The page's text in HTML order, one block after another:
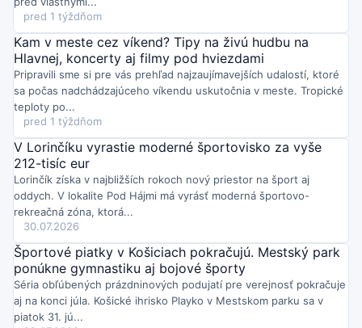
Piatok o 11:17
Nižný a Vyšný Čaj v okrese Košice-okolie vyhlásili pre sucho a
nedostatok pitnej vody mimoriadnu situáciu.Keďže obce
nemajú verejný vodovod, VVS s okresným úradom zabezpečili tri
nádoby s pitnou vodou, ktoré budú pravidelne dopĺňať.
Piatok o 11:03
Pacienti Univerzitnej nemocnice L. Pasteura v Košiciach
verejne poďakovali tímom II. internej a Neurochirurgickej
kliniky za profesionálnu aj ľudskú starostlivosť počas
hospitalizácie.Ocenili odbornosť, empatiu a prístup vedúcich
lekárov i zdravotníckeho personálu.
Piatok o 11:01
Na košickej Terase otvorili nové detské ihrisko financované
mestskou časťou Košice-Západ.
Slávnostného otvorenia sa
zúčastnili zástupca starostu Peter Huba aj predseda KSK
Rastislav Trnka.
Piatok o 10:32
Košice otvárajú debatu o budúcom usporiadaní mesta: na
verejnej diskusii predstavili tri modely riadenia.
V hre je
zachovanie mestských častí, ich zlúčenie do štyroch väčších
celkov alebo jednotné riadenie bez mestských častí.
Piatok o 10:27
pred 1 týždňom
Kam v meste cez víkend? Tipy na živú hudbu na
Hlavnej, koncerty aj filmy pod hviezdami
Pripravili sme si pre vás prehľad najzaujímavejších udalostí, ktoré
sa počas nadchádzajúceho víkendu uskutočnia v meste. Tropické
teploty po...
pred 1 týždňom
V Lorinčíku vyrastie moderné športovisko za vyše
212-tisíc eur
Lorinčík získa v najbližších rokoch nový priestor na šport aj
oddych. V lokalite Pod Hájmi má vyrásť moderná športovo-
rekreačná zóna, ktorá...
30.07.2026
Športové piatky v Košiciach pokračujú. Mestský park
ponúkne gymnastiku aj bojové športy
Séria obľúbených prázdninových podujatí pre verejnosť pokračuje
aj na konci júla. Košické ihrisko Playko v Mestskom parku sa v
piatok 31. jú...